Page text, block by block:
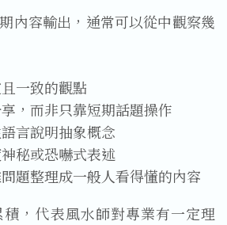
內容輸出，通常可以從中觀察幾
一致的觀點
，而非只靠短期話題操作
言說明抽象概念
秘或恐嚇式表述
題整理成一般人看得懂的內容
，代表風水師對專業有一定理